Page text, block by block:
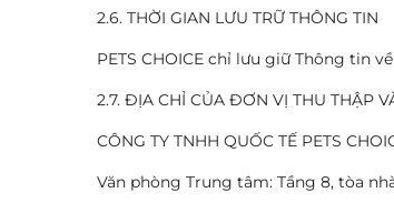
2.6. THỜI GIAN LƯU TRỮ THÔNG TIN
PETS CHOICE chỉ lưu giữ Thông tin
2.7. ĐỊA CHỈ CỦA ĐƠN VỊ THU THẬP
CÔNG TY TNHH QUỐC TẾ PETS
Văn phòng Trung tâm: Tầng 8, tòa